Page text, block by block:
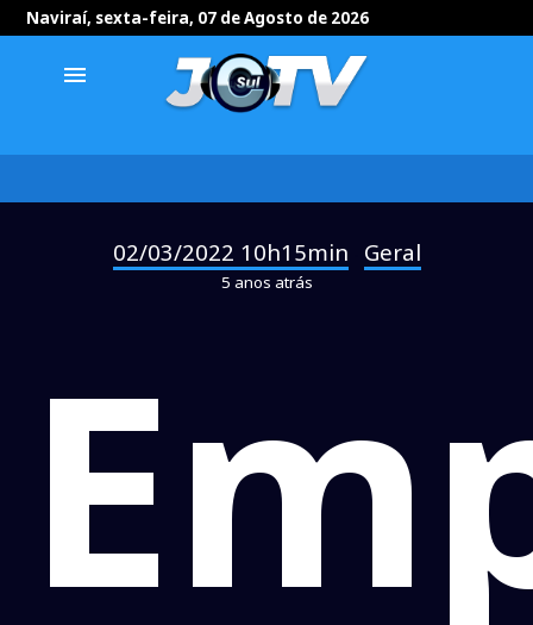
Naviraí, sexta-feira, 07 de Agosto de 2026
menu
02/03/2022 10h15min Geral
5 anos atrás